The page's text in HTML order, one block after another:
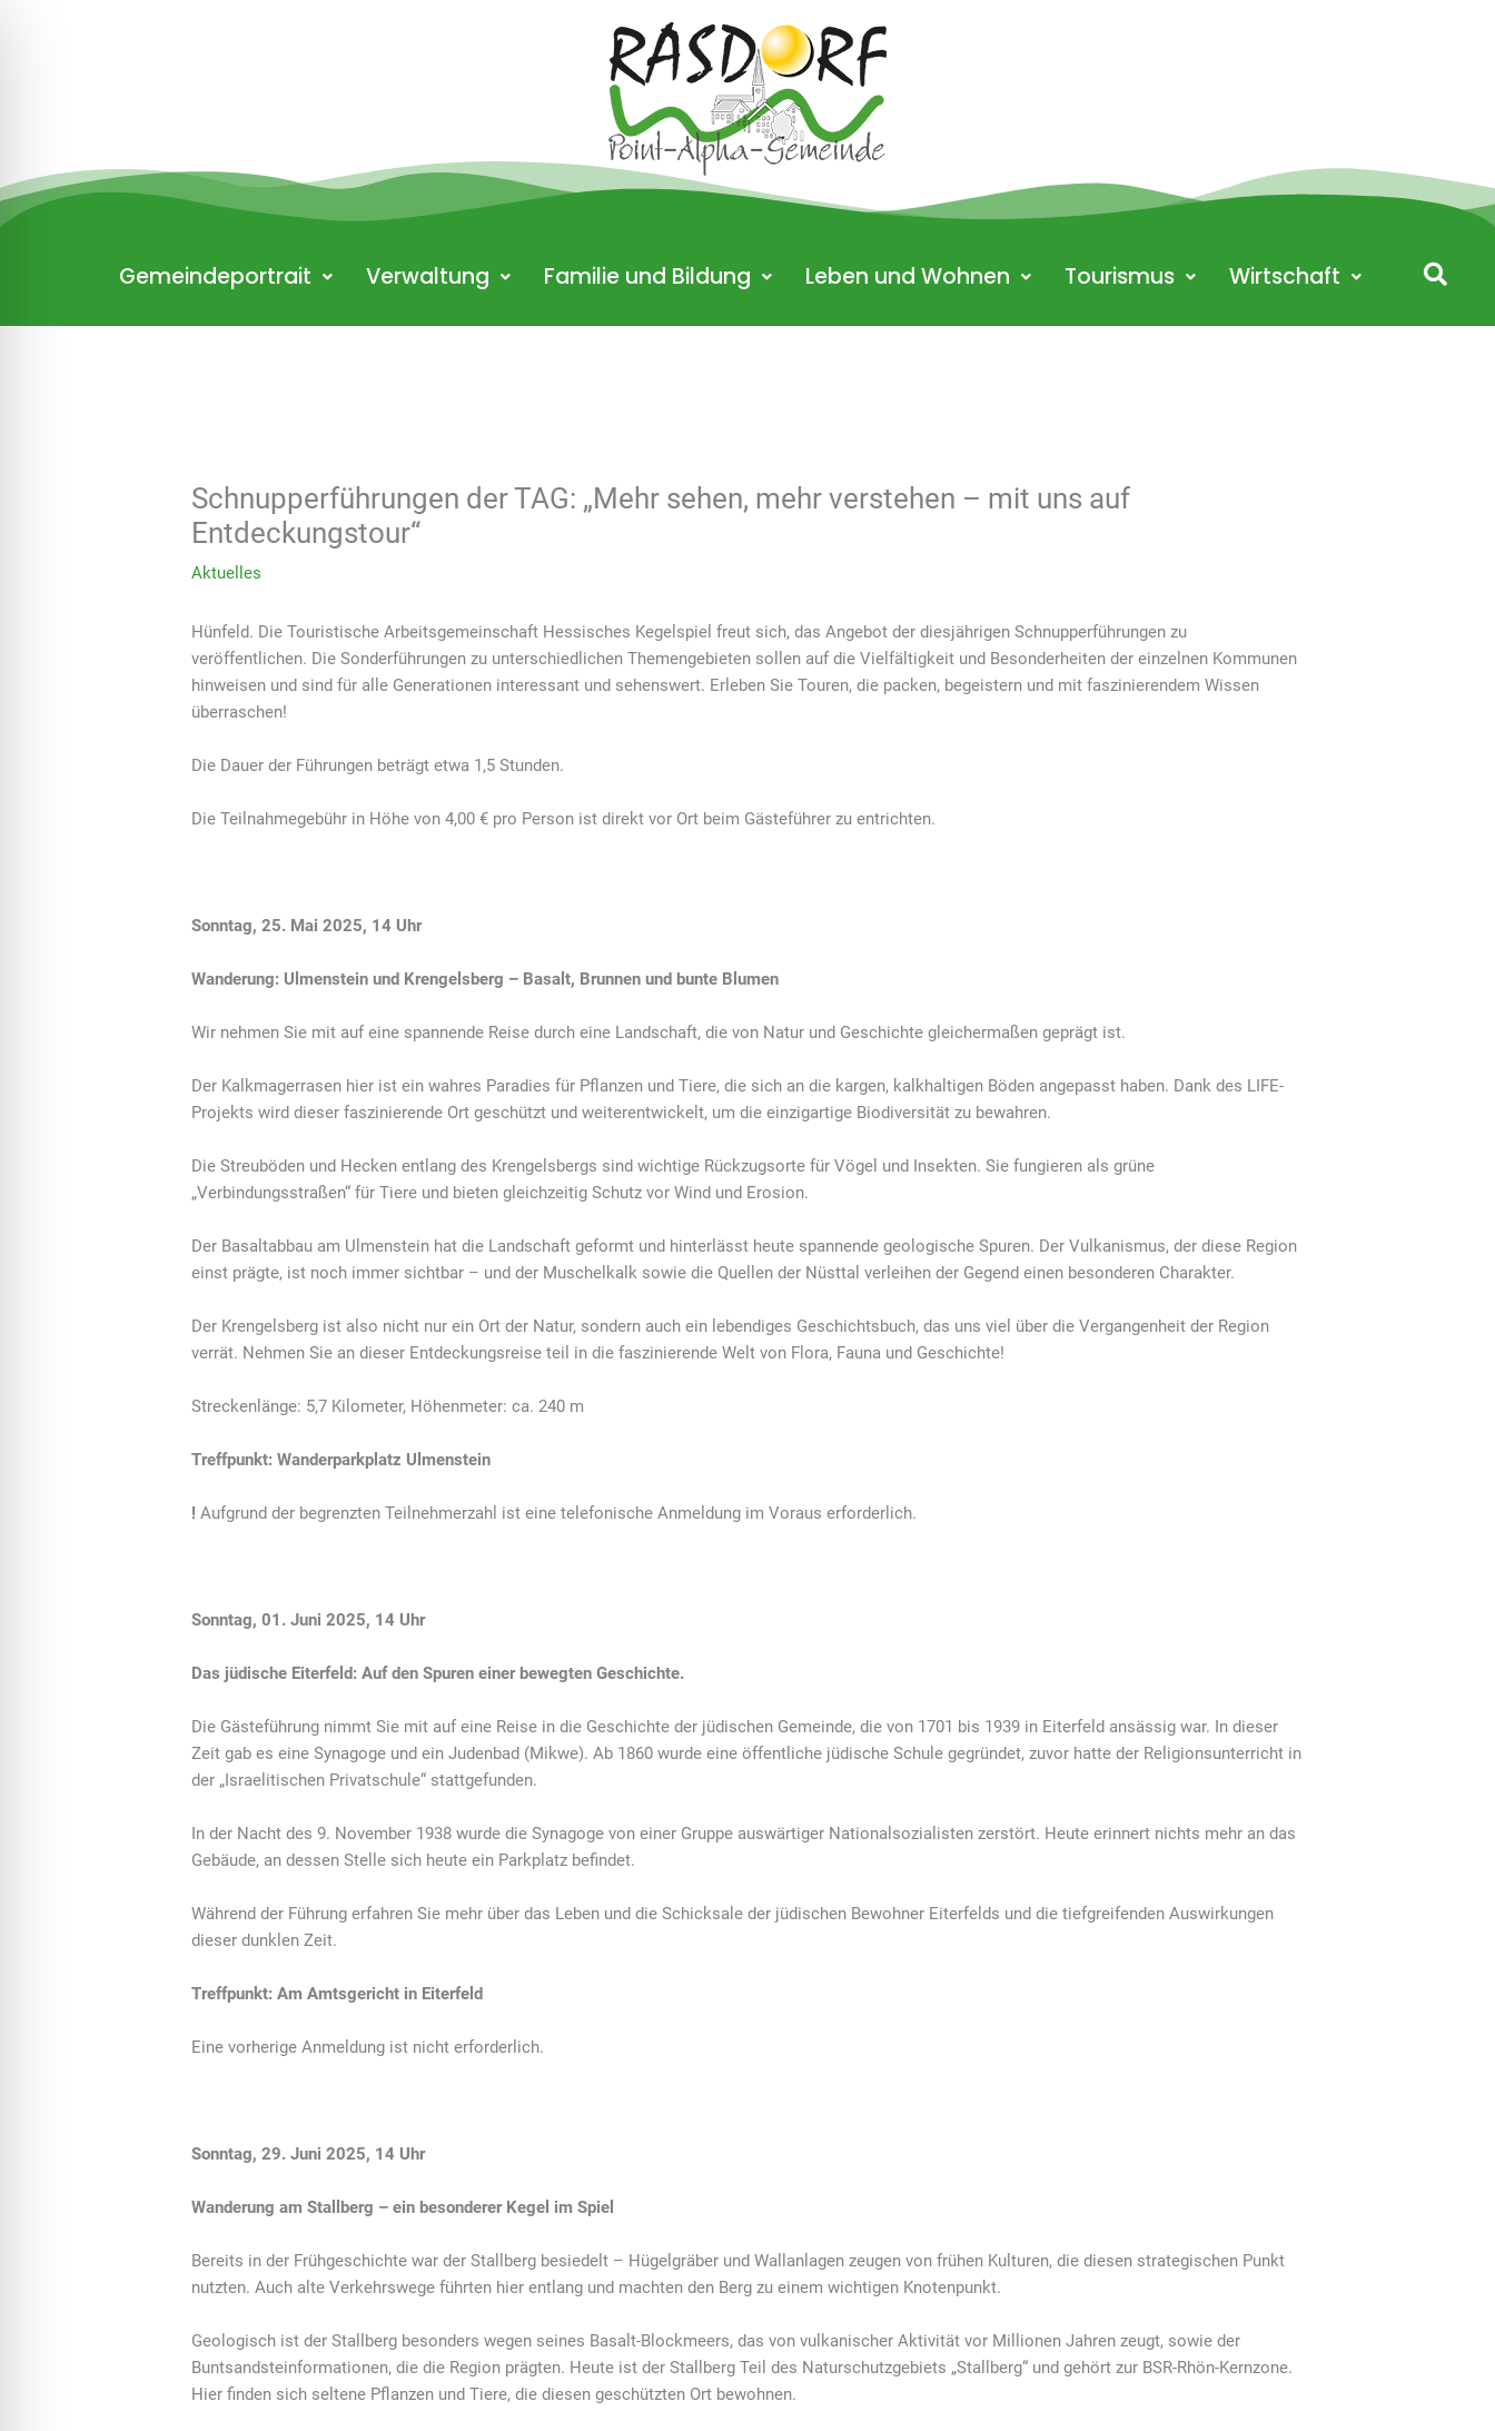
Gemeindeportrait Verwaltung Familie und Bildung Leben und Wohnen Tourismus Wirtschaft
Schnupperführungen der TAG: „Mehr sehen, mehr verstehen – mit uns auf
Entdeckungstour“
Aktuelles
Hünfeld. Die Touristische Arbeitsgemeinschaft Hessisches Kegelspiel freut sich, das Angebot der diesjährigen Schnupperführungen zu
veröffentlichen. Die Sonderführungen zu unterschiedlichen Themengebieten sollen auf die Vielfältigkeit und Besonderheiten der einzelnen Kommunen
hinweisen und sind für alle Generationen interessant und sehenswert. Erleben Sie Touren, die packen, begeistern und mit faszinierendem Wissen
überraschen!
Die Dauer der Führungen beträgt etwa 1,5 Stunden.
Die Teilnahmegebühr in Höhe von 4,00 € pro Person ist direkt vor Ort beim Gästeführer zu entrichten.
Sonntag, 25. Mai 2025, 14 Uhr
Wanderung: Ulmenstein und Krengelsberg – Basalt, Brunnen und bunte Blumen
Wir nehmen Sie mit auf eine spannende Reise durch eine Landschaft, die von Natur und Geschichte gleichermaßen geprägt ist.
Der Kalkmagerrasen hier ist ein wahres Paradies für Pflanzen und Tiere, die sich an die kargen, kalkhaltigen Böden angepasst haben. Dank des LIFE-
Projekts wird dieser faszinierende Ort geschützt und weiterentwickelt, um die einzigartige Biodiversität zu bewahren.
Die Streuböden und Hecken entlang des Krengelsbergs sind wichtige Rückzugsorte für Vögel und Insekten. Sie fungieren als grüne
„Verbindungsstraßen“ für Tiere und bieten gleichzeitig Schutz vor Wind und Erosion.
Der Basaltabbau am Ulmenstein hat die Landschaft geformt und hinterlässt heute spannende geologische Spuren. Der Vulkanismus, der diese Region
einst prägte, ist noch immer sichtbar – und der Muschelkalk sowie die Quellen der Nüsttal verleihen der Gegend einen besonderen Charakter.
Der Krengelsberg ist also nicht nur ein Ort der Natur, sondern auch ein lebendiges Geschichtsbuch, das uns viel über die Vergangenheit der Region
verrät. Nehmen Sie an dieser Entdeckungsreise teil in die faszinierende Welt von Flora, Fauna und Geschichte!
Streckenlänge: 5,7 Kilometer, Höhenmeter: ca. 240 m
Treffpunkt: Wanderparkplatz Ulmenstein
! Aufgrund der begrenzten Teilnehmerzahl ist eine telefonische Anmeldung im Voraus erforderlich.
Sonntag, 01. Juni 2025, 14 Uhr
Das jüdische Eiterfeld: Auf den Spuren einer bewegten Geschichte.
Die Gästeführung nimmt Sie mit auf eine Reise in die Geschichte der jüdischen Gemeinde, die von 1701 bis 1939 in Eiterfeld ansässig war. In dieser
Zeit gab es eine Synagoge und ein Judenbad (Mikwe). Ab 1860 wurde eine öffentliche jüdische Schule gegründet, zuvor hatte der Religionsunterricht in
der „Israelitischen Privatschule“ stattgefunden.
In der Nacht des 9. November 1938 wurde die Synagoge von einer Gruppe auswärtiger Nationalsozialisten zerstört. Heute erinnert nichts mehr an das
Gebäude, an dessen Stelle sich heute ein Parkplatz befindet.
Während der Führung erfahren Sie mehr über das Leben und die Schicksale der jüdischen Bewohner Eiterfelds und die tiefgreifenden Auswirkungen
dieser dunklen Zeit.
Treffpunkt: Am Amtsgericht in Eiterfeld
Eine vorherige Anmeldung ist nicht erforderlich.
Sonntag, 29. Juni 2025, 14 Uhr
Wanderung am Stallberg – ein besonderer Kegel im Spiel
Bereits in der Frühgeschichte war der Stallberg besiedelt – Hügelgräber und Wallanlagen zeugen von frühen Kulturen, die diesen strategischen Punkt
nutzten. Auch alte Verkehrswege führten hier entlang und machten den Berg zu einem wichtigen Knotenpunkt.
Geologisch ist der Stallberg besonders wegen seines Basalt-Blockmeers, das von vulkanischer Aktivität vor Millionen Jahren zeugt, sowie der
Buntsandsteinformationen, die die Region prägten. Heute ist der Stallberg Teil des Naturschutzgebiets „Stallberg“ und gehört zur BSR-Rhön-Kernzone.
Hier finden sich seltene Pflanzen und Tiere, die diesen geschützten Ort bewohnen.